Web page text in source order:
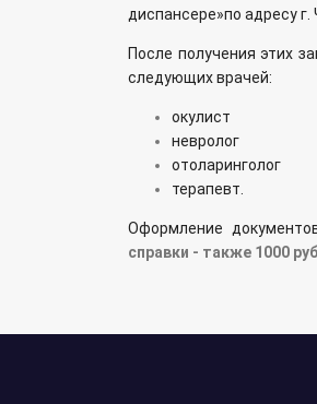
диспансере»по адресу г.
После получения этих
следующих врачей:
окулист
невролог
отоларинголог
терапевт.
Оформление
справки - также 1000